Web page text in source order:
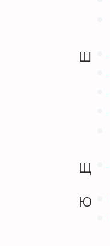
Ш
Щ
Ю